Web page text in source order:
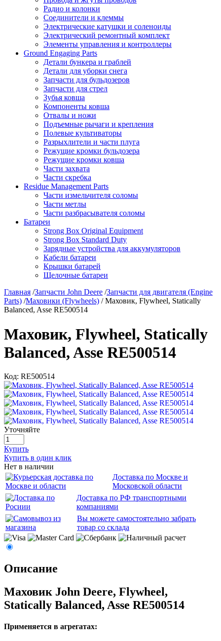
Радио и колонки
Соединители и клеммы
Электрические катушки и соленоиды
Электрический ремонтный комплект
Элементы управления и контроллеры
Ground Engaging Parts
Детали бункера и граблей
Детали для уборки снега
Запчасти для бульдозеров
Запчасти для стрел
Зубья ковша
Компоненты ковша
Отвалы и ножи
Подъемные рычаги и крепления
Полевые культиваторы
Разрыхлители и части плуга
Режущие кромки бульдозера
Режущие кромки ковша
Части захвата
Части скребка
Residue Management Parts
Части измельчителя соломы
Части метлы
Части разбрасывателя соломы
Батареи
Strong Box Original Equipment
Strong Box Standard Duty
Зарядные устройства для аккумуляторов
Кабели батареи
Крышки батарей
Щелочные батареи
Главная /Запчасти John Deere /Запчасти для двигателя (Engine
Parts) /Маховики (Flywheels) / Маховик, Flywheel, Statically
Balanced, Asse RE500514
Маховик, Flywheel, Statically
Balanced, Asse RE500514
Код: RE500514
Уточняйте
Купить
Купить в один клик
Нет в наличии
Доставка по Москве и
Московской области
Доставка по РФ транспортными
компаниями
Вы можете самостоятельно забрать
товар со склада
Описание
Маховик John Deere, Flywheel,
Statically Balanced, Asse RE500514
Применяется в агрегатах: